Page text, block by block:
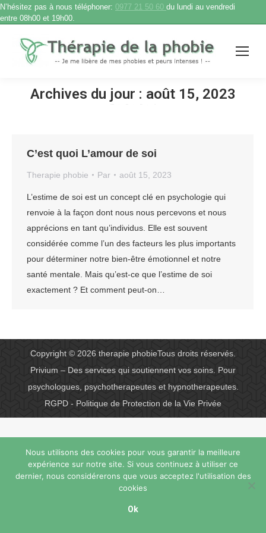
N’hésitez pas à nous téléphoner: 0977 21 50 60 du lundi au vendredi
entre 08h00 et 19h00.
Archives du jour : août 15, 2023
C’est quoi L’amour de soi
Therapie phobie Par août 15, 2023
L’estime de soi est un concept clé en psychologie qui
renvoie à la façon dont nous nous percevons et nous
apprécions en tant qu’individus. Elle est souvent
considérée comme l’un des facteurs les plus importants
pour déterminer notre bien-être émotionnel et notre
santé mentale. Mais qu’est-ce que l’estime de soi
exactement ? Et comment peut-on…
Copyright © 2026 therapie phobieTous droits réservés.
Privium – Des services qui soutiennent vos soins. Pour
psychologues, psychotherapeutes et hypnotherapeutes.
RGPD - Politique de Protection de la Vie Privée
Nous utilisons des cookies pour vous garantir la meilleure
expérience sur notre site. Si vous continuez à utiliser ce
dernier, nous considérerons que vous acceptez l'utilisation des
cookies
Ok